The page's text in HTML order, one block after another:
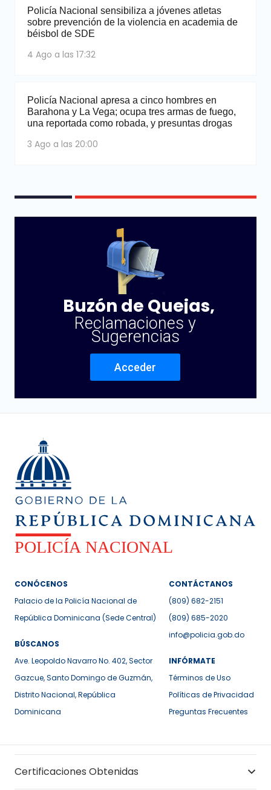
Policía Nacional sensibiliza a jóvenes atletas
sobre prevención de la violencia en academia de
béisbol de SDE
4 Ago a las 17:32
Policía Nacional apresa a cinco hombres en
Barahona y La Vega; ocupa tres armas de fuego,
una reportada como robada, y presuntas drogas
3 Ago a las 20:00
Buzón de Quejas,
Reclamaciones y
Sugerencias
Acceder
CONÓCENOS
Palacio de la Policía Nacional de
República Dominicana (Sede Central)
BÚSCANOS
Ave. Leopoldo Navarro No. 402, Sector
Gazcue, Santo Domingo de Guzmán,
Distrito Nacional, República
Dominicana
CONTÁCTANOS
(809) 682-2151
(809) 685-2020
info@policia.gob.do
INFÓRMATE
Términos de Uso
Políticas de Privacidad
Preguntas Frecuentes
Certificaciones Obtenidas